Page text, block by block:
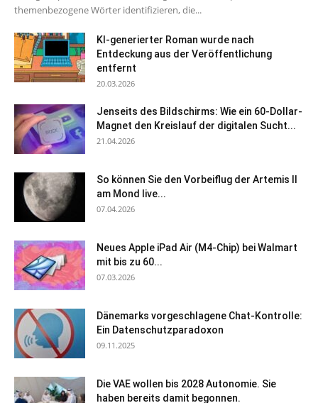
themenbezogene Wörter identifizieren, die...
KI-generierter Roman wurde nach
Entdeckung aus der Veröffentlichung
entfernt
20.03.2026
Jenseits des Bildschirms: Wie ein 60-Dollar-
Magnet den Kreislauf der digitalen Sucht...
21.04.2026
So können Sie den Vorbeiflug der Artemis II
am Mond live...
07.04.2026
Neues Apple iPad Air (M4-Chip) bei Walmart
mit bis zu 60...
07.03.2026
Dänemarks vorgeschlagene Chat-Kontrolle:
Ein Datenschutzparadoxon
09.11.2025
Die VAE wollen bis 2028 Autonomie. Sie
haben bereits damit begonnen.